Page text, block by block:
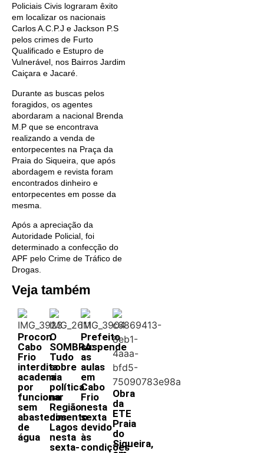
Policiais Civis lograram êxito
em localizar os nacionais
Carlos A.C.P.J e Jackson P.S
pelos crimes de Furto
Qualificado e Estupro de
Vulnerável, nos Bairros Jardim
Caiçara e Jacaré.
Durante as buscas pelos
foragidos, os agentes
abordaram a nacional Brenda
M.P que se encontrava
realizando a venda de
entorpecentes na Praça da
Praia do Siqueira, que após
abordagem e revista foram
encontrados dinheiro e
entorpecentes em posse da
mesma.
Após a apreciação da
Autoridade Policial, foi
determinado a confecção do
APF pelo Crime de Tráfico de
Drogas.
Veja também
Procon
Cabo
Frio
interdita
academia
por
funcionar
sem
abastecimento
de
água
O
SOMBRA:
Tudo
sobre
a
política
na
Região
dos
Lagos
nesta
sexta-
Prefeito
suspende
as
aulas
em
Cabo
Frio
nesta
sexta
devido
às
condições
Obra
da
ETE
Praia
do
Siqueira,